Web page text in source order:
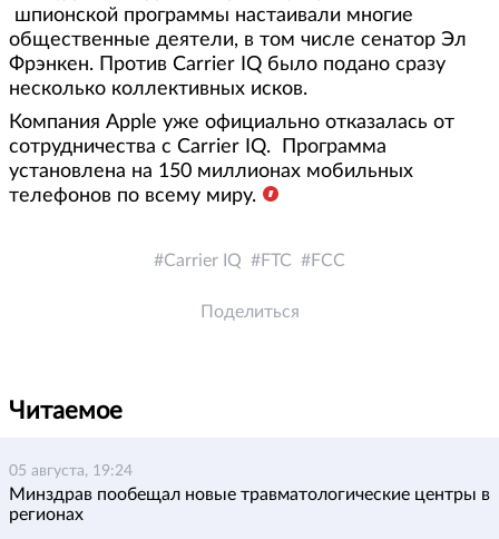
шпионской программы настаивали многие
общественные деятели, в том числе сенатор Эл
Фрэнкен. Против Carrier IQ было подано сразу
несколько коллективных исков.
Компания Apple уже официально отказалась от
сотрудничества с Carrier IQ. Программа
установлена на 150 миллионах мобильных
телефонов по всему миру.
Carrier IQ FTC FCC
Поделиться
Читаемое
05 августа, 19:24
Минздрав пообещал новые травматологические центры в
регионах